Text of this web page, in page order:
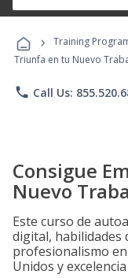
› Training
Triunfa en tu Nuevo
phone Call Us:
Consigue
Nuevo
Este curso de
digital, habilidades
profesionalismo
Unidos y